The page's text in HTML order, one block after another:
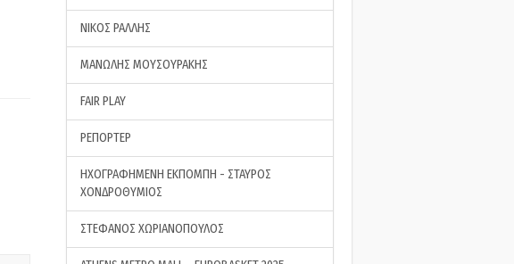
ΝΙΚΟΣ ΡΑΛΛΗΣ
ΜΑΝΩΛΗΣ ΜΟΥΣΟΥΡΑΚΗΣ
FAIR PLAY
ΡΕΠΟΡΤΕΡ
ΗΧΟΓΡΑΦΗΜΕΝΗ ΕΚΠΟΜΠΗ - ΣΤΑΥΡΟΣ
ΧΟΝΔΡΟΘΥΜΙΟΣ
ΣΤΕΦΑΝΟΣ ΧΩΡΙΑΝΟΠΟΥΛΟΣ